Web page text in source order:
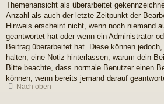
Themenansicht als überarbeitet
Anzahl als auch der letzte Zeitpunkt der
Hinweis erscheint nicht, wenn noch niemand
geantwortet hat oder wenn ein Administrator
Beitrag überarbeitet hat. Diese können
halten, eine Notiz hinterlassen, warum dein
Bitte beachte, dass normale Benutzer einen
können, wenn bereits jemand darauf
Nach oben